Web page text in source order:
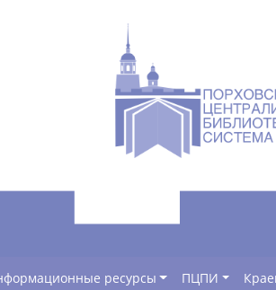
ресурсы ПЦПИ